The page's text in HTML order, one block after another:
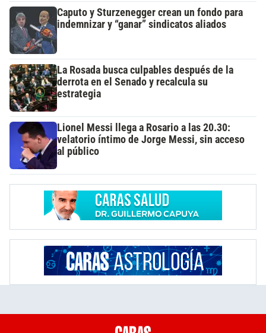
Caputo y Sturzenegger crean un fondo para
indemnizar y “ganar” sindicatos aliados
La Rosada busca culpables después de la
derrota en el Senado y recalcula su
estrategia
Lionel Messi llega a Rosario a las 20.30:
velatorio íntimo de Jorge Messi, sin acceso
al público